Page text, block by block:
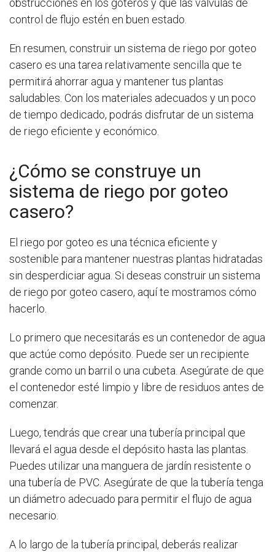
obstrucciones en los goteros y que las válvulas de
control de flujo estén en buen estado.
En resumen, construir un sistema de riego por goteo
casero es una tarea relativamente sencilla que te
permitirá ahorrar agua y mantener tus plantas
saludables. Con los materiales adecuados y un poco
de tiempo dedicado, podrás disfrutar de un sistema
de riego eficiente y económico.
¿Cómo se construye un
sistema de riego por goteo
casero?
El riego por goteo es una técnica eficiente y
sostenible para mantener nuestras plantas hidratadas
sin desperdiciar agua. Si deseas construir un sistema
de riego por goteo casero, aquí te mostramos cómo
hacerlo.
Lo primero que necesitarás es un contenedor de agua
que actúe como depósito. Puede ser un recipiente
grande como un barril o una cubeta. Asegúrate de que
el contenedor esté limpio y libre de residuos antes de
comenzar.
Luego, tendrás que crear una tubería principal que
llevará el agua desde el depósito hasta las plantas.
Puedes utilizar una manguera de jardín resistente o
una tubería de PVC. Asegúrate de que la tubería tenga
un diámetro adecuado para permitir el flujo de agua
necesario.
A lo largo de la tubería principal, deberás realizar